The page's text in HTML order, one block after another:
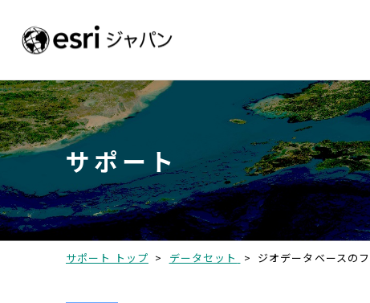
サポート
サポート トップ > データセット > ジオデータベースの